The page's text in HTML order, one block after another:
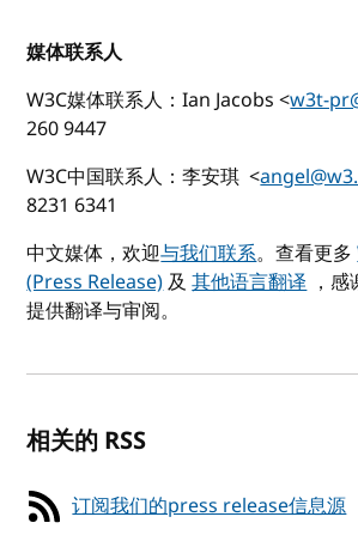
媒体联系人
W3C媒体联系人：Ian Jacobs <w3t-
260 9447
W3C中国联系人：李安琪 <
8231 6341
中文媒体，欢迎与我们联系。查看更多
(Press Release)及其他语言翻译，感
提供翻译与审阅。
相关的 RSS
订阅我们的press release信息源